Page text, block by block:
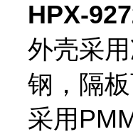
HPX-
外壳采
钢，隔
采用